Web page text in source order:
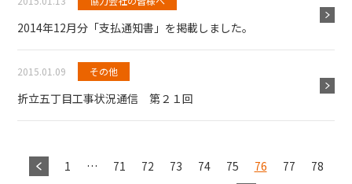
2014年12月分「支払通知書」を掲載しました。
2015.01.09 その他
折立五丁目工事状況通信 第２１回
1 … 71 72 73 74 75 76 77
78